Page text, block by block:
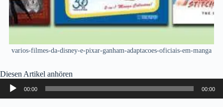
varios-filmes-da-disney-e-pixar-ganham-adaptacoes-oficiais-em-manga
Diesen Artikel anhören
Audio-
Player
00:00 00:00